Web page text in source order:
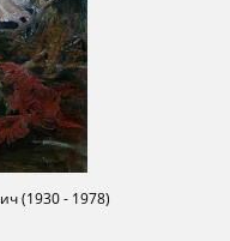
(1930 - 1978)